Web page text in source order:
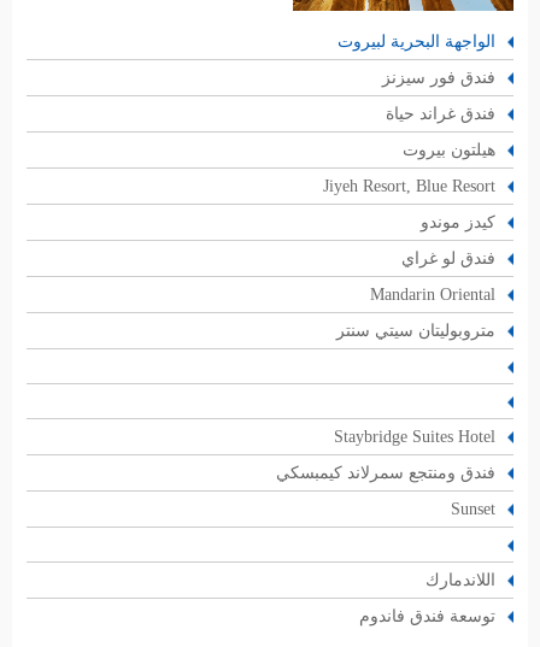
الواجهة البحرية لبيروت
فندق فور سيزنز
فندق غراند حياة
هيلتون بيروت
Jiyeh Resort, Blue Resort
كيدز موندو
فندق لو غراي
Mandarin Oriental
متروبوليتان سيتي سنتر
Staybridge Suites Hotel
فندق ومنتجع سمرلاند كيمبسكي
Sunset
اللاندمارك
توسعة فندق فاندوم